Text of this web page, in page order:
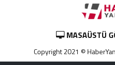
MASAÜSTÜ
Copyright 2021 ©